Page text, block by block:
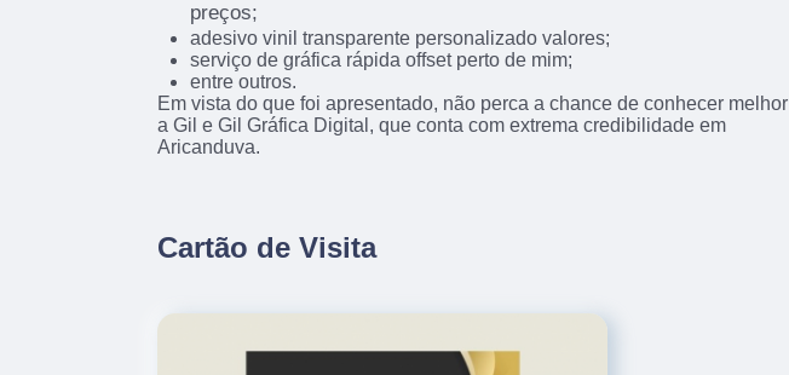
preços;
adesivo vinil transparente personalizado valores;
serviço de gráfica rápida offset perto de mim;
entre outros.
Em vista do que foi apresentado, não perca a chance de conhecer melhor
a Gil e Gil Gráfica Digital, que conta com extrema credibilidade em
Aricanduva.
Cartão de Visita